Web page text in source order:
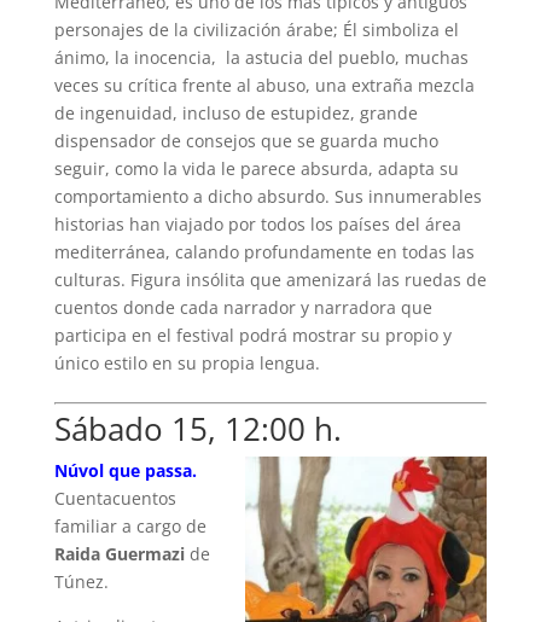
personajes de la civilización árabe; Él simboliza el
ánimo, la inocencia, la astucia del pueblo, muchas
veces su crítica frente al abuso, una extraña mezcla
de ingenuidad, incluso de estupidez, grande
dispensador de consejos que se guarda mucho
seguir, como la vida le parece absurda, adapta su
comportamiento a dicho absurdo. Sus innumerables
historias han viajado por todos los países del área
mediterránea, calando profundamente en todas las
culturas. Figura insólita que amenizará las ruedas de
cuentos donde cada narrador y narradora que
participa en el festival podrá mostrar su propio y
único estilo en su propia lengua.
Sábado 15, 12:00 h.
Núvol que passa.
Cuentacuentos
familiar a cargo de
Raida Guermazide
Túnez.